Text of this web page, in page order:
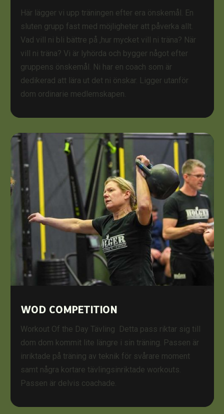
Här lägger vi upp träningen efter era önskemål. En
sluten grupp fast med möjligheter att påverka allt.
Vad vill ni bli bättre på ,hur mycket vill ni träna? När
vill ni träna? Vi är lyhörda och bygger något efter
gruppens önskemål. Ni har en coach som är
dedikerad att lära ut det ni önskar. Ligger utanför
dom ordinarie medlemskapen.
WOD COMPETITION
Workout Of the Day Tävling Detta pass riktar sig till
dom dom kommit lite längre i sin träning. Passen är
inriktade på träning av teknik för svårare moment
samt några kortare tävlingsinriktade workouts.
Passen är delvis coachade.